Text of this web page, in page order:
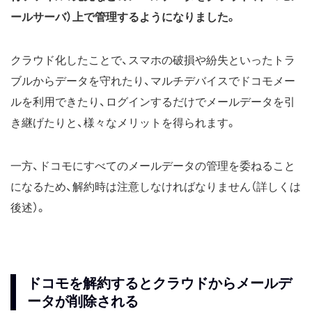
ールサーバ）上で管理するようになりました。
クラウド化したことで、スマホの破損や紛失といったトラ
ブルからデータを守れたり、マルチデバイスでドコモメー
ルを利用できたり、ログインするだけでメールデータを引
き継げたりと、様々なメリットを得られます。
一方、ドコモにすべてのメールデータの管理を委ねること
になるため、解約時は注意しなければなりません（詳しくは
後述）。
ドコモを解約するとクラウドからメールデ
ータが削除される